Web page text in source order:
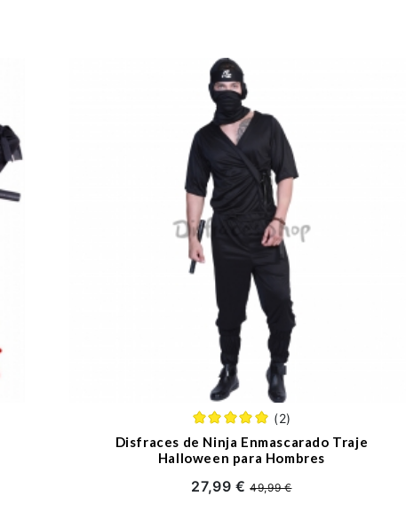
(2)
Disfraces de Ninja Enmascarado Traje
Halloween para Hombres
27,99 €49,99 €